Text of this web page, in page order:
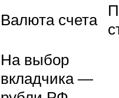
Валюта счета
На выбор
вкладчика —